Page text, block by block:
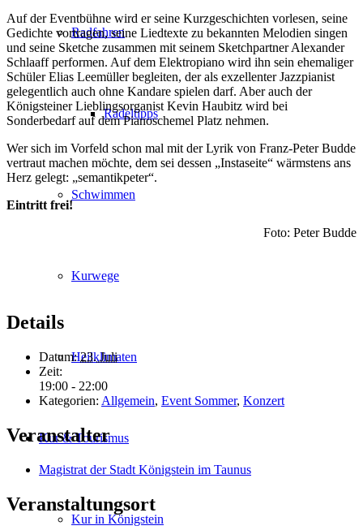
Radfahren
Radeltipps
Schwimmen
Kurwege
Heilklimaten
Kur & Tourismus
Kur in Königstein
Auf der Eventbühne wird er seine Kurzgeschichten vorlesen, seine
Gedichte vortragen, seine Liedtexte zu bekannten Melodien singen
und seine Sketche zusammen mit seinem Sketchpartner Alexander
Schlaaff performen. Auf dem Elektropiano wird ihn sein ehemaliger
Schüler Elias Leemüller begleiten, der als exzellenter Jazzpianist
gelegentlich auch ohne Kandare spielen darf. Aber auch der
Königsteiner Lieblingsorganist Kevin Haubitz wird bei
Sonderbedarf auf dem Pianoschemel Platz nehmen.
Wer sich im Vorfeld schon mal mit der Lyrik von Franz-Peter Budde
vertraut machen möchte, dem sei dessen „Instaseite“ wärmstens ans
Herz gelegt: „semantikpeter“.
Eintritt frei!
Foto: Peter Budde
Details
Datum: 23. Juli
Zeit:
19:00 - 22:00
Kategorien: Allgemein, Event Sommer, Konzert
Veranstalter
Magistrat der Stadt Königstein im Taunus
Veranstaltungsort